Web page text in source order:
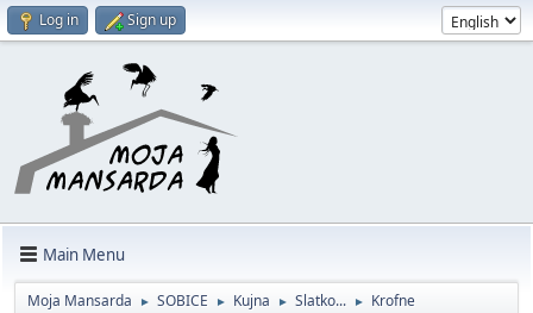
Log in Sign up
Main Menu
Moja Mansarda ► SOBICE ► Kujna ► Slatko... ► Krofne